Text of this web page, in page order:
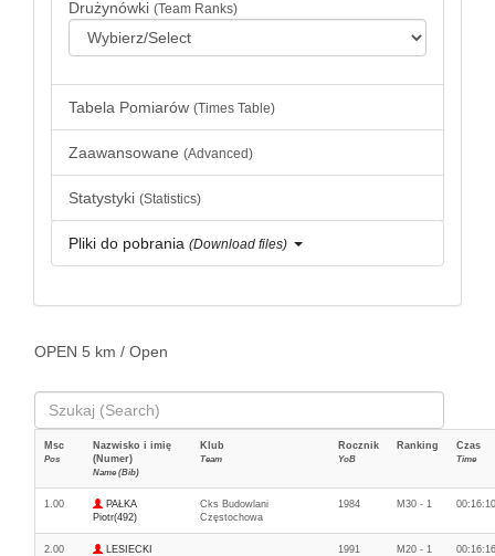
Drużynówki (Team Ranks)
Tabela Pomiarów (Times Table)
Zaawansowane (Advanced)
Statystyki (Statistics)
Pliki do pobrania (Download files)
OPEN 5 km / Open
Msc
Pos
Nazwisko i imię
(Numer)
Name (Bib)
Klub
Team
Rocznik
YoB
Ranking Czas
Time
1.00
PAŁKA
Piotr(492)
Cks Budowlani
Częstochowa
1984 M30 - 1 00:16:10
2.00
LESIECKI
1991 M20 - 1 00:16:16